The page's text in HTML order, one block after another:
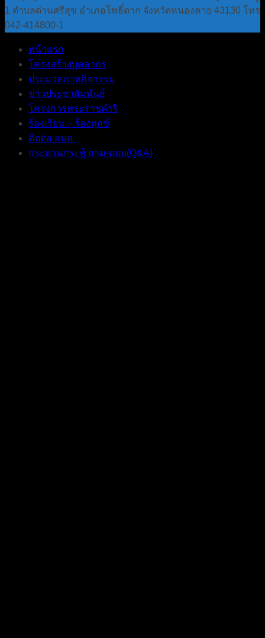
1 ตำบลด่านศรีสุข อำเภอโพธิ์ตาก จังหวัดหนองคาย 43130 โทร
042-414800-1
หน้าแรก
โครงสร้างบุคลากร
ประมวลภาพกิจกรรม
ข่าวประชาสัมพันธ์
โครงการพระราชดำริ
ร้องเรียน – ร้องทุกข์
ติดต่อ อบต.
กระดานกระทู้ ถาม-ตอบ(Q&A)